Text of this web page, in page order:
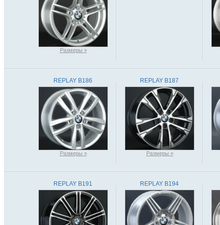
Размеры »
REPLAY B186
Размеры »
REPLAY B187
Размеры »
REPLAY B191 REPLAY B194